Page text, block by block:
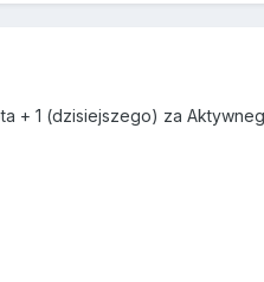
+ 1 (dzisiejszego) za